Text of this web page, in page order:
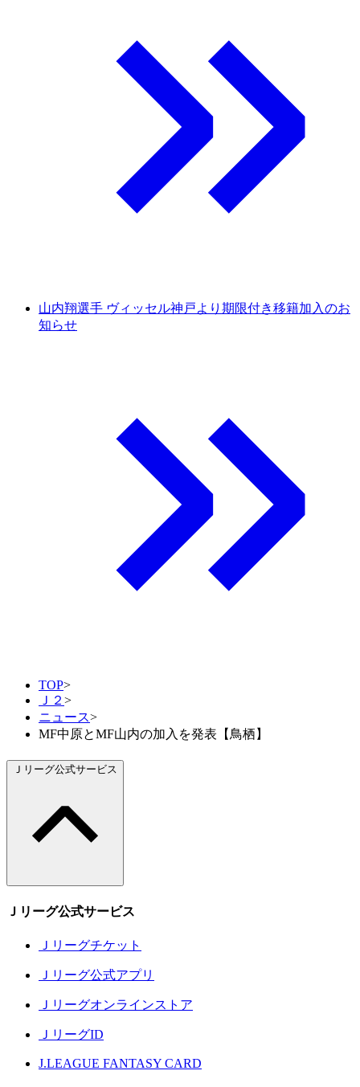
山内翔選手 ヴィッセル神戸より期限付き移籍加入のお
知らせ
TOP>
Ｊ２ >
ニュース>
MF中原とMF山内の加入を発表【鳥栖】
Ｊリーグ公式サービス
Ｊリーグ公式サービス
Ｊリーグチケット
Ｊリーグ公式アプリ
Ｊリーグオンラインストア
ＪリーグID
J.LEAGUE FANTASY CARD